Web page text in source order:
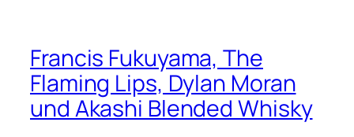
Francis Fukuyama, The
Flaming Lips, Dylan Moran
und Akashi Blended Whisky